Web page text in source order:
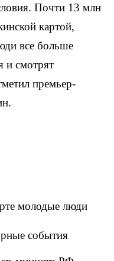
Почти 13 млн
картой,
все больше
и смотрят
премьер-
молодые люди
события